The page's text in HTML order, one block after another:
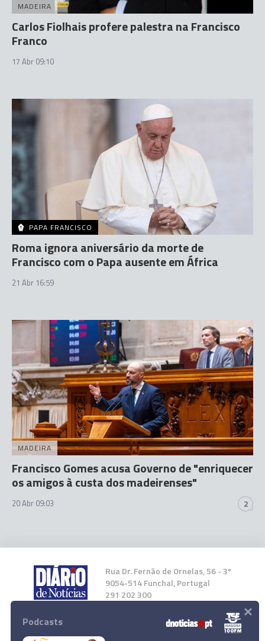
MADEIRA
Carlos Fiolhais profere palestra na Francisco
Franco
17 Abr 09:10
PAPA FRANCISCO
Roma ignora aniversário da morte de
Francisco com o Papa ausente em África
21 Abr 16:59
MADEIRA
Francisco Gomes acusa Governo de "enriquecer
os amigos à custa dos madeirenses"
20 Abr 09:03 2
Rua Dr. Fernão de Ornelas, 56 - 3º
9054-514 Funchal, Portugal
291 202 300
Instale a nossa App
Podcasts ×